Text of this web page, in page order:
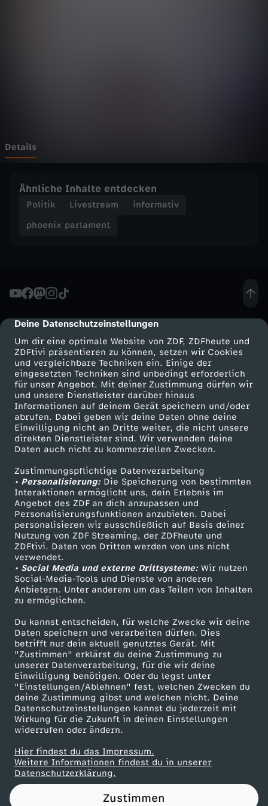
cmp-dialog-description
Deine Datenschutzeinstellungen
Um dir eine optimale Website von ZDF, ZDFheute und
ZDFtivi präsentieren zu können, setzen wir Cookies
und vergleichbare Techniken ein. Einige der
eingesetzten Techniken sind unbedingt erforderlich
für unser Angebot. Mit deiner Zustimmung dürfen wir
und unsere Dienstleister darüber hinaus
Informationen auf deinem Gerät speichern und/oder
abrufen. Dabei geben wir deine Daten ohne deine
Einwilligung nicht an Dritte weiter, die nicht unsere
direkten Dienstleister sind. Wir verwenden deine
Daten auch nicht zu kommerziellen Zwecken.
Zustimmungspflichtige Datenverarbeitung
• Personalisierung:Die Speicherung von bestimmten
Interaktionen ermöglicht uns, dein Erlebnis im
Angebot des ZDF an dich anzupassen und
Personalisierungsfunktionen anzubieten. Dabei
personalisieren wir ausschließlich auf Basis deiner
Nutzung von ZDF Streaming, der ZDFheute und
ZDFtivi. Daten von Dritten werden von uns nicht
verwendet.
• Social Media und externe Drittsysteme:Wir nutzen
Social-Media-Tools und Dienste von anderen
Anbietern. Unter anderem um das Teilen von Inhalten
zu ermöglichen.
Du kannst entscheiden, für welche Zwecke wir deine
Daten speichern und verarbeiten dürfen. Dies
betrifft nur dein aktuell genutztes Gerät. Mit
"Zustimmen" erklärst du deine Zustimmung zu
unserer Datenverarbeitung, für die wir deine
Einwilligung benötigen. Oder du legst unter
"Einstellungen/Ablehnen" fest, welchen Zwecken du
deine Zustimmung gibst und welchen nicht. Deine
Datenschutzeinstellungen kannst du jederzeit mit
Wirkung für die Zukunft in deinen Einstellungen
widerrufen oder ändern.
Hier findest du das Impressum.
Weitere Informationen findest du in unserer
Datenschutzerklärung.
Zustimmen
m
n
D
e
b
a
t
t
e
z
u
r
F
i
n
a
n
z
p
o
Details
Ähnliche Inhalte entdecken
Politik Livestream
informativ
phoenix parlament
Mehr ZDF
ZDF-Apps
Smart TV
ZDFtext
Livestreams
Sendungen A-Z
TV-Programm
Service
ZDFmitreden
Kontakt zum ZDF
Tickets
Zuschauerservice
Hilfe
ZDF Unternehmen
Karriere
ZDF goes Schule
Werbefernsehen
Mainzelmännchen
Partner